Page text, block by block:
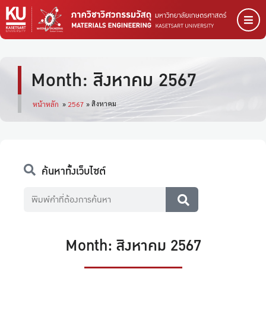
Month: สิงหาคม 2567
หน้าหลัก » 2567 »สิงหาคม
Month: สิงหาคม 2567
ค้นหาทั้งเว็บไซต์